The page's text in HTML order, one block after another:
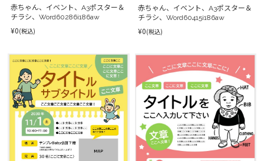
赤ちゃん、イベント、A3ポスター＆
チラシ、Word60286i186aw
¥0(税込)
赤ちゃん、イベント、A3ポスター＆
チラシ、Word60415i186aw
¥0(税込)